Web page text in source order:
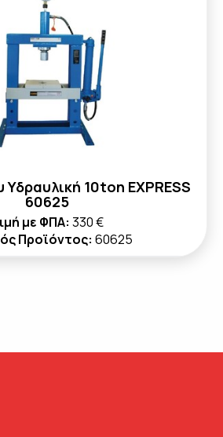
10ton EXPRESS
60625
με ΦΠΑ: 330 €
Προϊόντος: 60625